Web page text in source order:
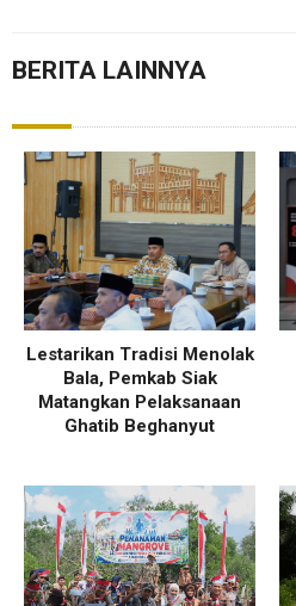
BERITA LAINNYA
Lestarikan Tradisi Menolak
Bala, Pemkab Siak
Matangkan Pelaksanaan
Ghatib Beghanyut